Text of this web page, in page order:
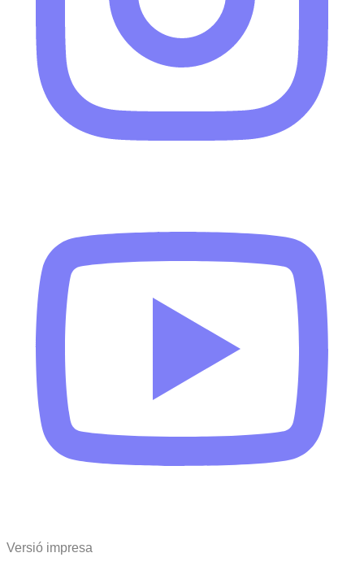
Versió impresa